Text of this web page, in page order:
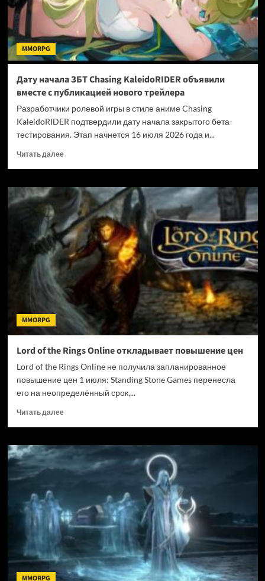
MMORPG
Дату начала ЗБТ Chasing KaleidoRIDER объявили
вместе с публикацией нового трейлера
Разработчики ролевой игры в стиле аниме Chasing
KaleidoRIDER подтвердили дату начала закрытого бета-
тестирования. Этап начнется 16 июля 2026 года и...
Читать далееПрочитать
Дату
начала
ЗБТ
Chasing
KaleidoRIDER
объявили
вместе
с
публикацией
нового
трейлера
MMORPG
Lord of the Rings Online откладывает повышение цен
Lord of the Rings Online не получила запланированное
повышение цен 1 июля: Standing Stone Games перенесла
его на неопределённый срок,...
Читать далееПрочитать
Lord
the
откладывает
повышение
цен
MMORPG